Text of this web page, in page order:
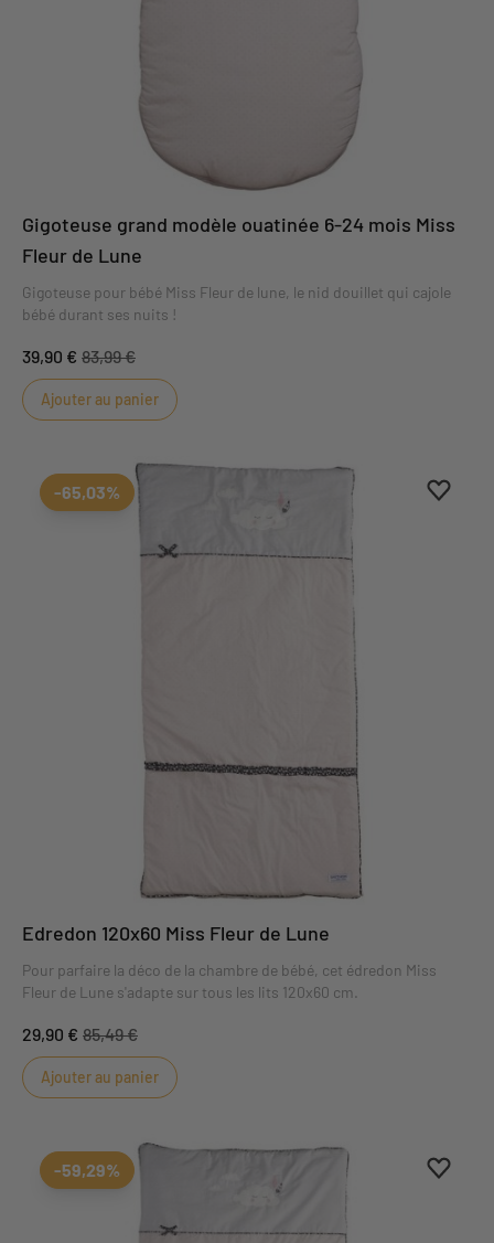
Gigoteuse grand modèle ouatinée 6-24 mois Miss
Fleur de Lune
Gigoteuse pour bébé Miss Fleur de lune, le nid douillet qui cajole
bébé durant ses nuits !
39,90 € 83,99 €
Ajouter au panier
-65,03%
Edredon 120x60 Miss Fleur de Lune
Pour parfaire la déco de la chambre de bébé, cet édredon Miss
Fleur de Lune s'adapte sur tous les lits 120x60 cm.
29,90 € 85,49 €
Ajouter au panier
-59,29%